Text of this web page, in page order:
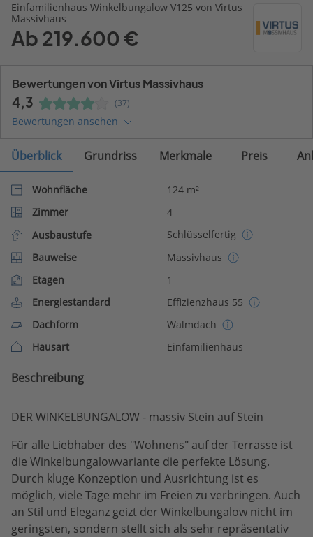
Einfamilienhaus Winkelbungalow V125 von Virtus
Massivhaus
Ab 219.600 €
Bewertungen von Virtus Massivhaus
4,3 (37)
Bewertungen ansehen
Überblick Grundriss Merkmale Preis
Wohnfläche
124 m²
Zimmer
4
Ausbaustufe
Schlüsselfertig
Bauweise
Massivhaus
Etagen
1
Energiestandard
Effizienzhaus 55
Dachform
Walmdach
Hausart
Einfamilienhaus
Beschreibung
DER WINKELBUNGALOW - massiv Stein auf Stein
Für alle Liebhaber des "Wohnens" auf der Terrasse ist
die Winkelbungalowvariante die perfekte Lösung.
Durch kluge Konzeption und Ausrichtung ist es
möglich, viele Tage mehr im Freien zu verbringen. Auch
an Stil und Eleganz geizt der Winkelbungalow nicht im
geringsten, sondern stellt sich als sehr repräsentativ